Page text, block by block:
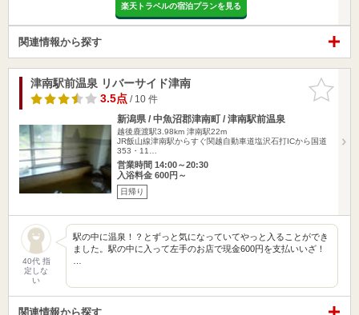
楽天トラベルの宿泊プランを見る
関連情報から探す
お気に入
りに追加
津南駅前温泉 リバーサイド津南
3.5点/ 10 件
新潟県 / 中魚沼郡津南町 / 津南駅前温泉
越後鹿渡駅3.98km 津南駅22m
JR飯山線津南駅からすぐ関越自動車道塩沢石打ICから国道
353・11…
営業時間 14:00～20:30
入浴料金 600円～
日帰り
40代 指
定しな
い
駅の中に温泉！？とずっと気になっていてやっと入ることができ
ました。駅の中に入って左手のお店で現金600円を支払いいざ！
関連情報から探す